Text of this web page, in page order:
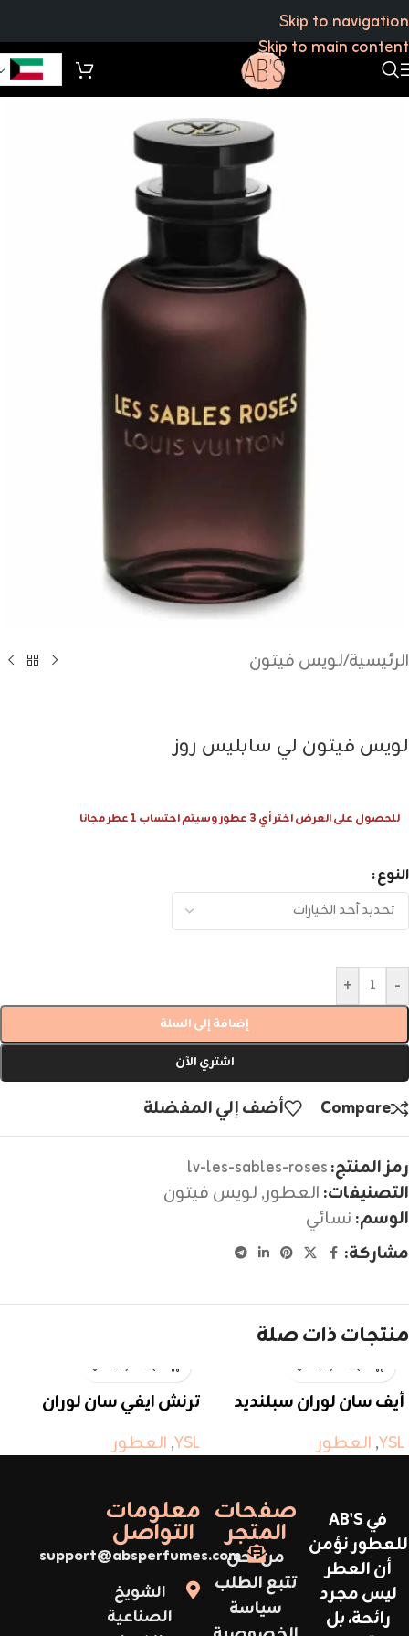
Skip to navigation
Skip to main content
الرئيسية/لويس فيتون
لويس فيتون لي سابليس روز
للحصول على العرض اختر أي 3 عطور وسيتم احتساب 1 عطر مجانا
النوع
-
+
إضافة إلى السلة
اشتري الآن
Compare أضف إلي المفضلة
رمز المنتج:lv-les-sables-roses
التصنيفات: العطور, لويس فيتون
الوسم: نسائي
مشاركة:
منتجات ذات صلة
أيف سان لوران سبلنديد
YSL
, العطور
ترنش ايفي سان لوران
YSL
, العطور
في AB'S
للعطور نؤمن
أن العطر
ليس مجرد
رائحة، بل
صفحات
المتجر
من نحن
تتبع الطلب
سياسة
معلومات
التواصل
support@absperfumes.com
الشويخ
الصناعية